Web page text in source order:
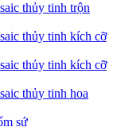
thủy tinh trộn
thủy tinh kích cỡ
thủy tinh kích cỡ
thủy tinh hoa
sứ